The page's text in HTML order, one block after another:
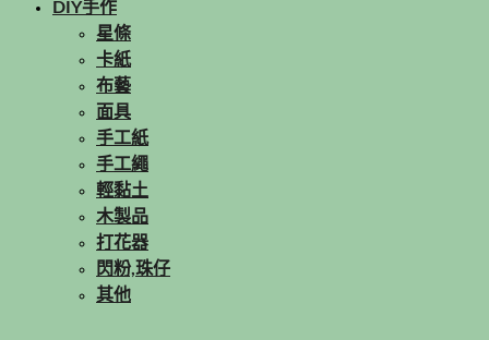
DIY手作
星條
卡紙
布藝
面具
手工紙
手工繩
輕黏土
木製品
打花器
閃粉,珠仔
其他